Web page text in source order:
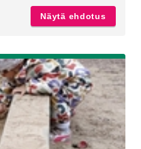
Näytä ehdotus